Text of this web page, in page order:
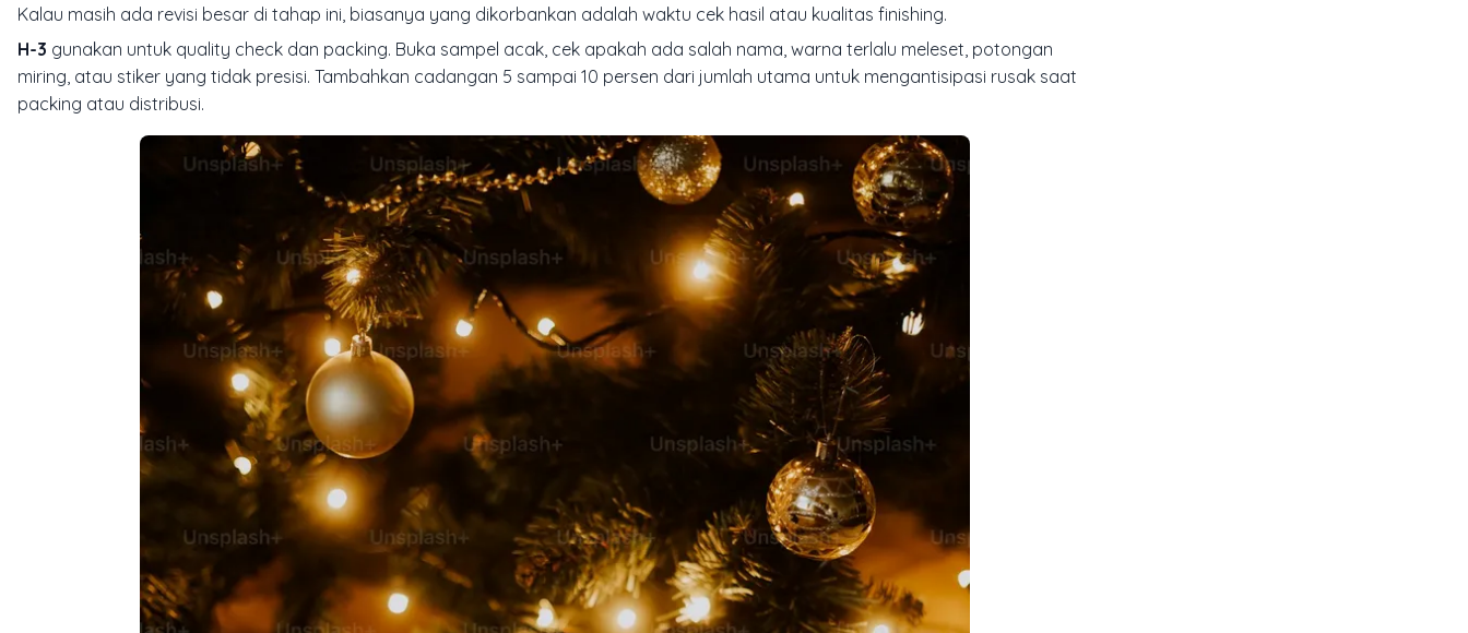
Kalau masih ada revisi besar di tahap ini, biasanya yang dikorbankan adalah waktu cek hasil atau kualitas finishing.
H-3 gunakan untuk quality check dan packing. Buka sampel acak, cek apakah ada salah nama, warna terlalu meleset, potongan
miring, atau stiker yang tidak presisi. Tambahkan cadangan 5 sampai 10 persen dari jumlah utama untuk mengantisipasi rusak saat
packing atau distribusi.